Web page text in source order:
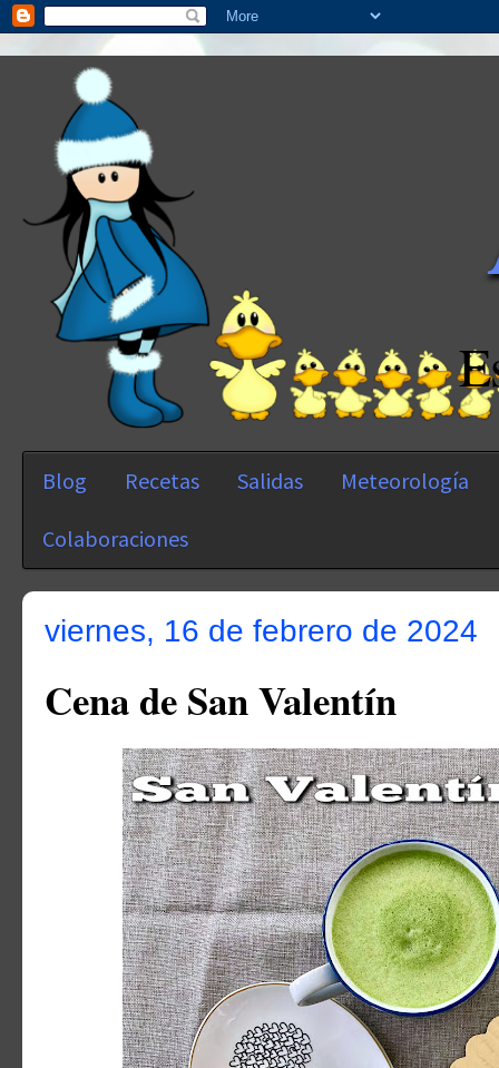
Blog Recetas Salidas Meteorología
Colaboraciones
viernes, 16 de febrero de 2024
Cena de San Valentín